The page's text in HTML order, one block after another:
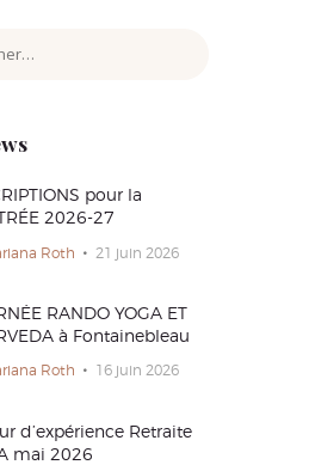
pour la
2026-27
Roth 21 juin 2026
RANDO YOGA ET
à Fontainebleau
Roth 16 juin 2026
d’expérience Retraite
mai 2026